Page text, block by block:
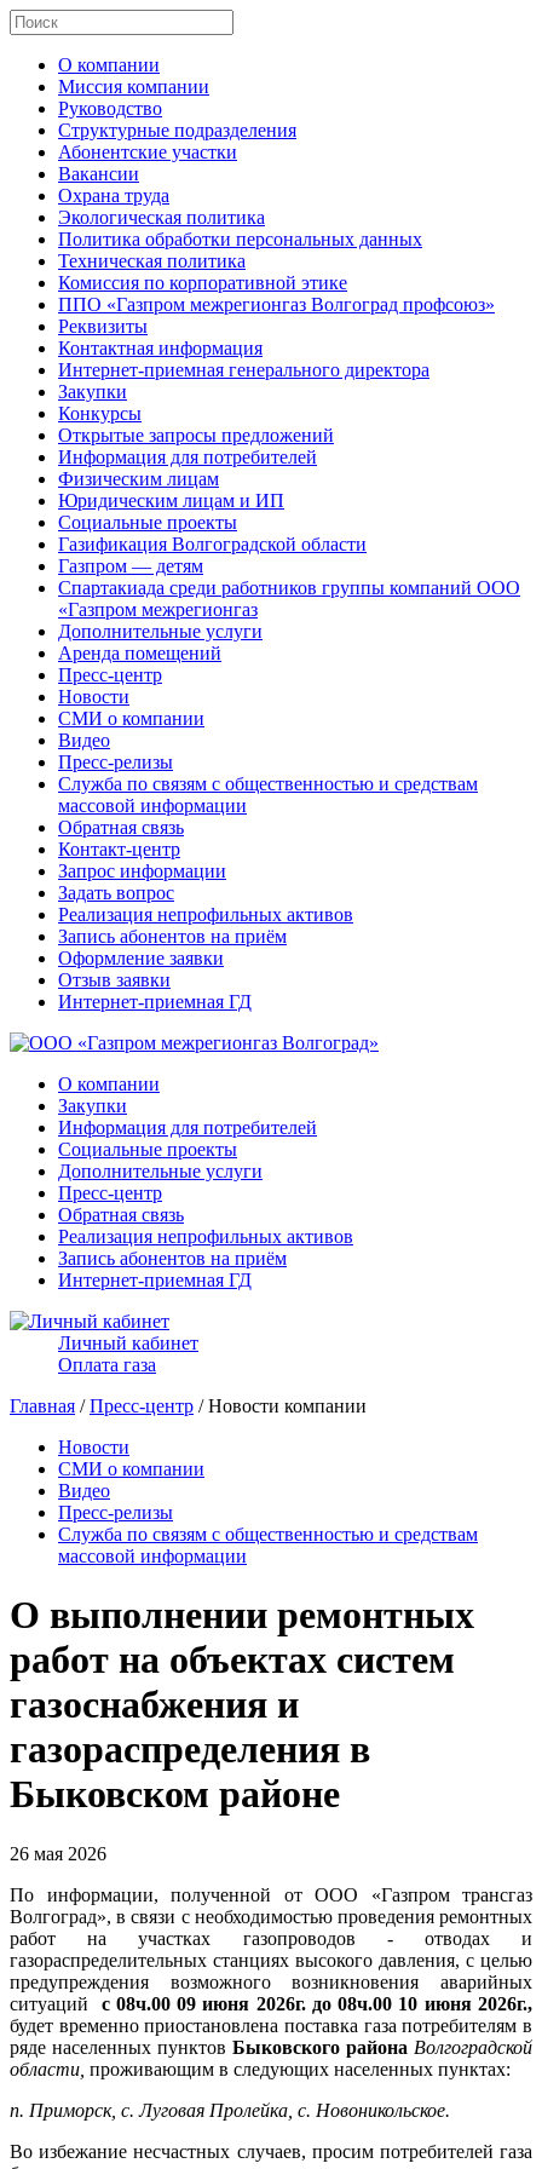
О компании
Миссия компании
Руководство
Структурные подразделения
Абонентские участки
Вакансии
Охрана труда
Экологическая политика
Политика обработки персональных данных
Техническая политика
Комиссия по корпоративной этике
ППО «Газпром межрегионгаз Волгоград профсоюз»
Реквизиты
Контактная информация
Интернет-приемная генерального директора
Закупки
Конкурсы
Открытые запросы предложений
Информация для потребителей
Физическим лицам
Юридическим лицам и ИП
Социальные проекты
Газификация Волгоградской области
Газпром — детям
Спартакиада среди работников группы компаний ООО
«Газпром межрегионгаз
Дополнительные услуги
Аренда помещений
Пресс-центр
Новости
СМИ о компании
Видео
Пресс-релизы
Служба по связям с общественностью и средствам
массовой информации
Обратная связь
Контакт-центр
Запрос информации
Задать вопрос
Реализация непрофильных активов
Запись абонентов на приём
Оформление заявки
Отзыв заявки
Интернет-приемная ГД
О компании
Закупки
Информация для потребителей
Социальные проекты
Дополнительные услуги
Пресс-центр
Обратная связь
Реализация непрофильных активов
Запись абонентов на приём
Интернет-приемная ГД
Личный кабинет
Оплата газа
Главная /Пресс-центр / Новости компании
Новости
СМИ о компании
Видео
Пресс-релизы
Служба по связям с общественностью и средствам
массовой информации
О выполнении ремонтных
работ на объектах систем
газоснабжения и
газораспределения в
Быковском районе
26 мая 2026
По информации, полученной от ООО «Газпром трансгаз
Волгоград», в связи с необходимостью проведения ремонтных
работ на участках газопроводов - отводах и
газораспределительных станциях высокого давления, с целью
предупреждения возможного возникновения аварийных
ситуаций с 08ч.00 09 июня 2026г. до 08ч.00 10 июня 2026г.,
будет временно приостановлена поставка газа потребителям в
ряде населенных пунктов Быковского района Волгоградской
области, проживающим в следующих населенных пунктах:
п. Приморск, с. Луговая Пролейка, с. Новоникольское.
Во избежание несчастных случаев, просим потребителей газа